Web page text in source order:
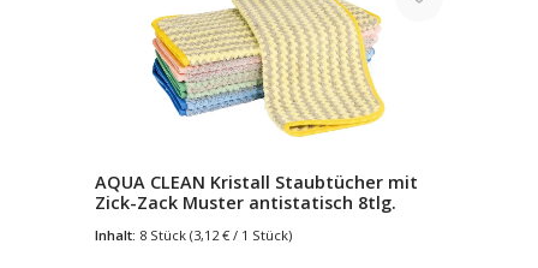
AQUA CLEAN Kristall Staubtücher mit
Zick-Zack Muster antistatisch 8tlg.
Inhalt: 8 Stück (3,12 € / 1 Stück)